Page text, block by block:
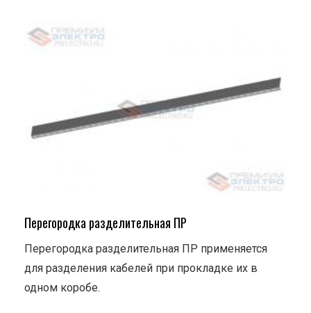
Перегородка разделительная ПР
Перегородка разделительная ПР применяется
для разделения кабелей при прокладке их в
одном коробе.